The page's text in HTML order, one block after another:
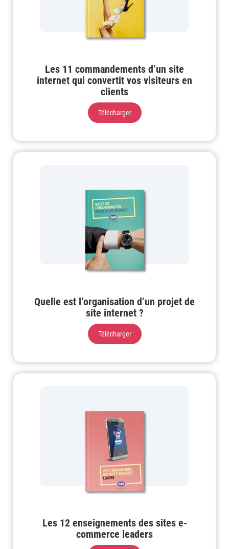
Les 11 commandements d’un site
internet qui convertit vos visiteurs en
clients
Télécharger
Quelle est l’organisation d’un projet de
site internet ?
Télécharger
Les 12 enseignements des sites e-
commerce leaders